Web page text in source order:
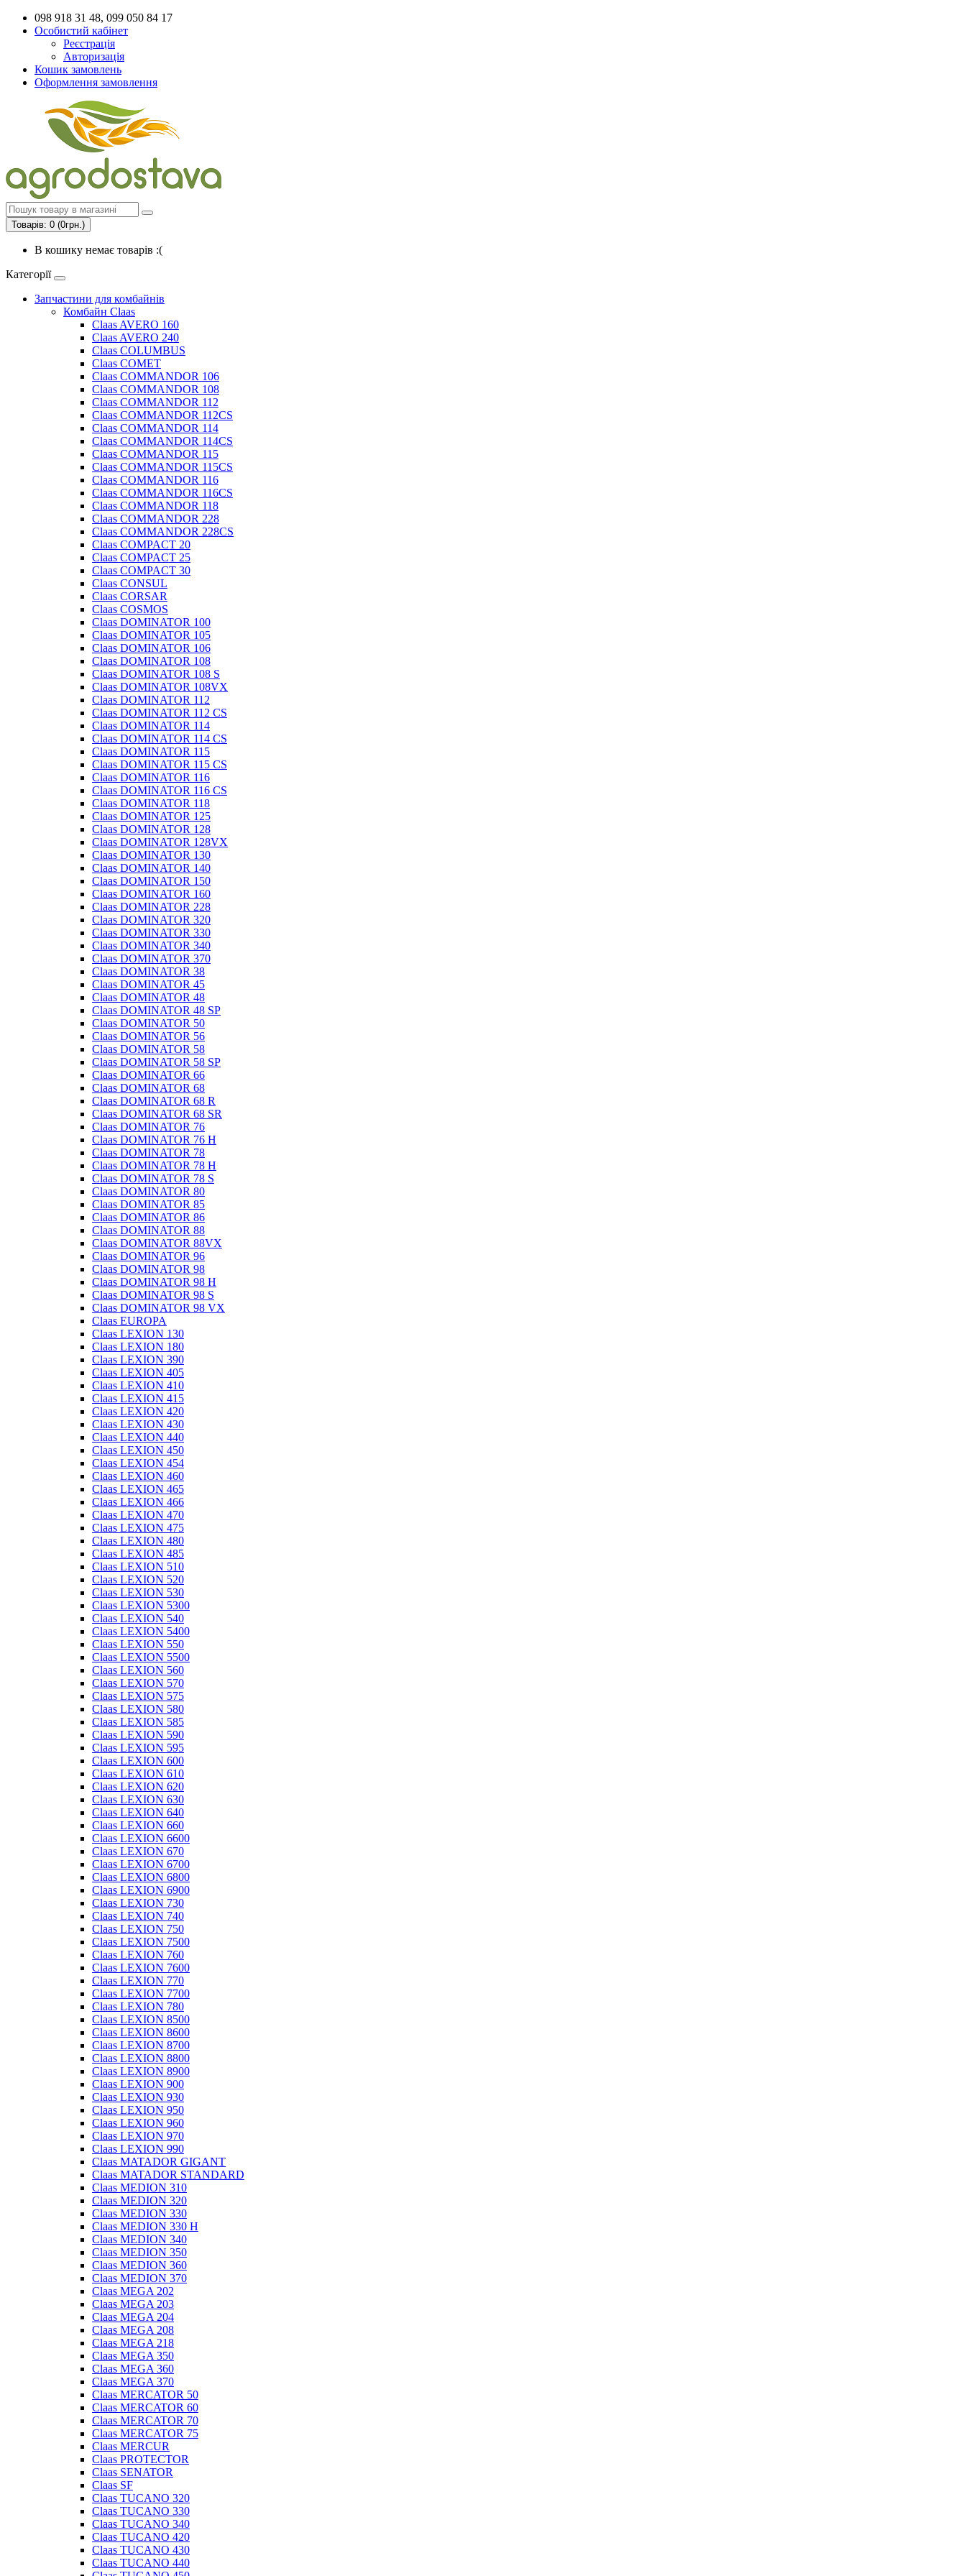
098 918 31 48, 099 050 84 17
Особистий кабінет
Реєстрація
Авторизація
Кошик замовлень
Оформлення замовлення
Товарів: 0 (0грн.)
В кошику немає товарів :(
Категорії
Запчастини для комбайнів
Комбайн Claas
Claas AVERO 160
Claas AVERO 240
Claas COLUMBUS
Claas COMET
Claas COMMANDOR 106
Claas COMMANDOR 108
Claas COMMANDOR 112
Claas COMMANDOR 112CS
Claas COMMANDOR 114
Claas COMMANDOR 114CS
Claas COMMANDOR 115
Claas COMMANDOR 115CS
Claas COMMANDOR 116
Claas COMMANDOR 116CS
Claas COMMANDOR 118
Claas COMMANDOR 228
Claas COMMANDOR 228CS
Claas COMPACT 20
Claas COMPACT 25
Claas COMPACT 30
Claas CONSUL
Claas CORSAR
Claas COSMOS
Claas DOMINATOR 100
Claas DOMINATOR 105
Claas DOMINATOR 106
Claas DOMINATOR 108
Claas DOMINATOR 108 S
Claas DOMINATOR 108VX
Claas DOMINATOR 112
Claas DOMINATOR 112 CS
Claas DOMINATOR 114
Claas DOMINATOR 114 CS
Claas DOMINATOR 115
Claas DOMINATOR 115 CS
Claas DOMINATOR 116
Claas DOMINATOR 116 CS
Claas DOMINATOR 118
Claas DOMINATOR 125
Claas DOMINATOR 128
Claas DOMINATOR 128VX
Claas DOMINATOR 130
Claas DOMINATOR 140
Claas DOMINATOR 150
Claas DOMINATOR 160
Claas DOMINATOR 228
Claas DOMINATOR 320
Claas DOMINATOR 330
Claas DOMINATOR 340
Claas DOMINATOR 370
Claas DOMINATOR 38
Claas DOMINATOR 45
Claas DOMINATOR 48
Claas DOMINATOR 48 SP
Claas DOMINATOR 50
Claas DOMINATOR 56
Claas DOMINATOR 58
Claas DOMINATOR 58 SP
Claas DOMINATOR 66
Claas DOMINATOR 68
Claas DOMINATOR 68 R
Claas DOMINATOR 68 SR
Claas DOMINATOR 76
Claas DOMINATOR 76 H
Claas DOMINATOR 78
Claas DOMINATOR 78 H
Claas DOMINATOR 78 S
Claas DOMINATOR 80
Claas DOMINATOR 85
Claas DOMINATOR 86
Claas DOMINATOR 88
Claas DOMINATOR 88VX
Claas DOMINATOR 96
Claas DOMINATOR 98
Claas DOMINATOR 98 H
Claas DOMINATOR 98 S
Claas DOMINATOR 98 VX
Claas EUROPA
Claas LEXION 130
Claas LEXION 180
Claas LEXION 390
Claas LEXION 405
Claas LEXION 410
Claas LEXION 415
Claas LEXION 420
Claas LEXION 430
Claas LEXION 440
Claas LEXION 450
Claas LEXION 454
Claas LEXION 460
Claas LEXION 465
Claas LEXION 466
Claas LEXION 470
Claas LEXION 475
Claas LEXION 480
Claas LEXION 485
Claas LEXION 510
Claas LEXION 520
Claas LEXION 530
Claas LEXION 5300
Claas LEXION 540
Claas LEXION 5400
Claas LEXION 550
Claas LEXION 5500
Claas LEXION 560
Claas LEXION 570
Claas LEXION 575
Claas LEXION 580
Claas LEXION 585
Claas LEXION 590
Claas LEXION 595
Claas LEXION 600
Claas LEXION 610
Claas LEXION 620
Claas LEXION 630
Claas LEXION 640
Claas LEXION 660
Claas LEXION 6600
Claas LEXION 670
Claas LEXION 6700
Claas LEXION 6800
Claas LEXION 6900
Claas LEXION 730
Claas LEXION 740
Claas LEXION 750
Claas LEXION 7500
Claas LEXION 760
Claas LEXION 7600
Claas LEXION 770
Claas LEXION 7700
Claas LEXION 780
Claas LEXION 8500
Claas LEXION 8600
Claas LEXION 8700
Claas LEXION 8800
Claas LEXION 8900
Claas LEXION 900
Claas LEXION 930
Claas LEXION 950
Claas LEXION 960
Claas LEXION 970
Claas LEXION 990
Claas MATADOR GIGANT
Claas MATADOR STANDARD
Claas MEDION 310
Claas MEDION 320
Claas MEDION 330
Claas MEDION 330 H
Claas MEDION 340
Claas MEDION 350
Claas MEDION 360
Claas MEDION 370
Claas MEGA 202
Claas MEGA 203
Claas MEGA 204
Claas MEGA 208
Claas MEGA 218
Claas MEGA 350
Claas MEGA 360
Claas MEGA 370
Claas MERCATOR 50
Claas MERCATOR 60
Claas MERCATOR 70
Claas MERCATOR 75
Claas MERCUR
Claas PROTECTOR
Claas SENATOR
Claas SF
Claas TUCANO 320
Claas TUCANO 330
Claas TUCANO 340
Claas TUCANO 420
Claas TUCANO 430
Claas TUCANO 440